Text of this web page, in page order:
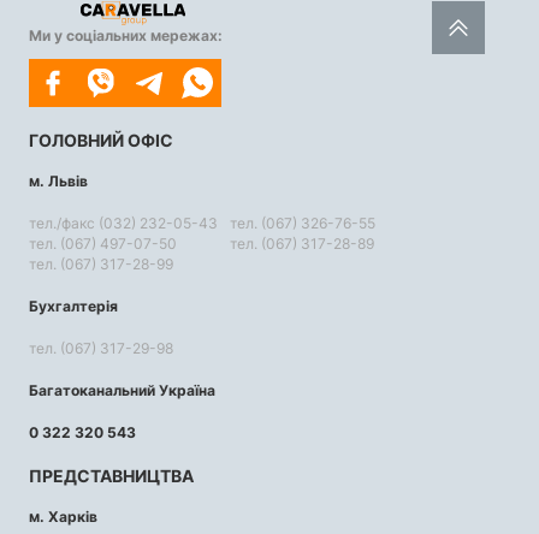
Ми у соціальних мережах:
ГОЛОВНИЙ ОФІС
м. Львів
тел./факс (032) 232-05-43
тел. (067) 497-07-50
тел. (067) 317-28-99
тел. (067) 326-76-55
тел. (067) 317-28-89
Бухгалтерія
тел. (067) 317-29-98
Багатоканальний Україна
0 322 320 543
ПРЕДСТАВНИЦТВА
м. Харків